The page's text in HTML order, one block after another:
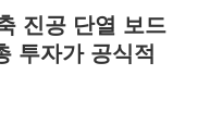
진공 단열 보드
투자가 공식적